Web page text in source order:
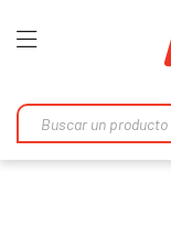
Toggle